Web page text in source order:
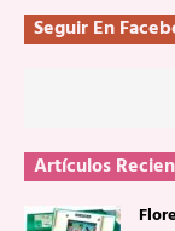
Seguir En
Artículos